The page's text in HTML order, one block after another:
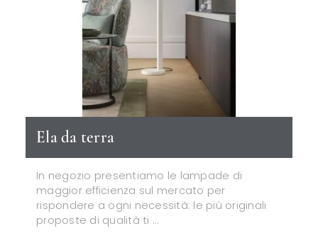
Ela da terra
In negozio presentiamo le lampade di
maggior efficienza sul mercato per
rispondere a ogni necessità: le più originali
proposte di qualità ti ...